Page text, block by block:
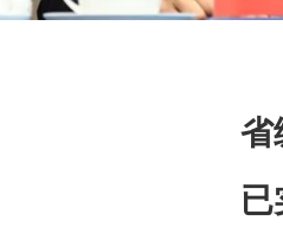
省
已